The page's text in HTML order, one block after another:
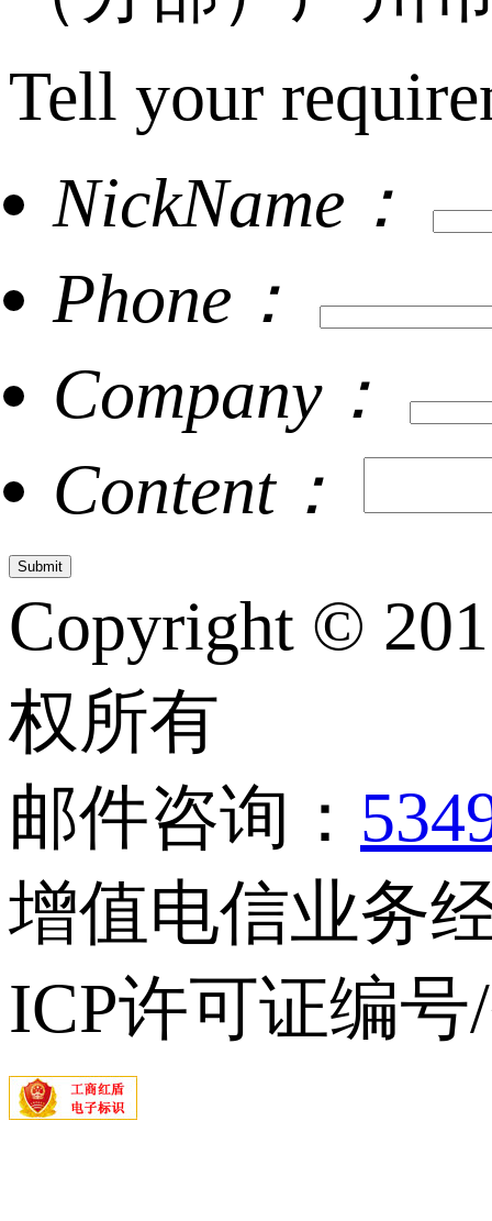
Tell your
NickName：
Phone：
Company：
Content：
Copyright ©
权所有
邮件咨询：
增值电信业务
ICP许可证编号